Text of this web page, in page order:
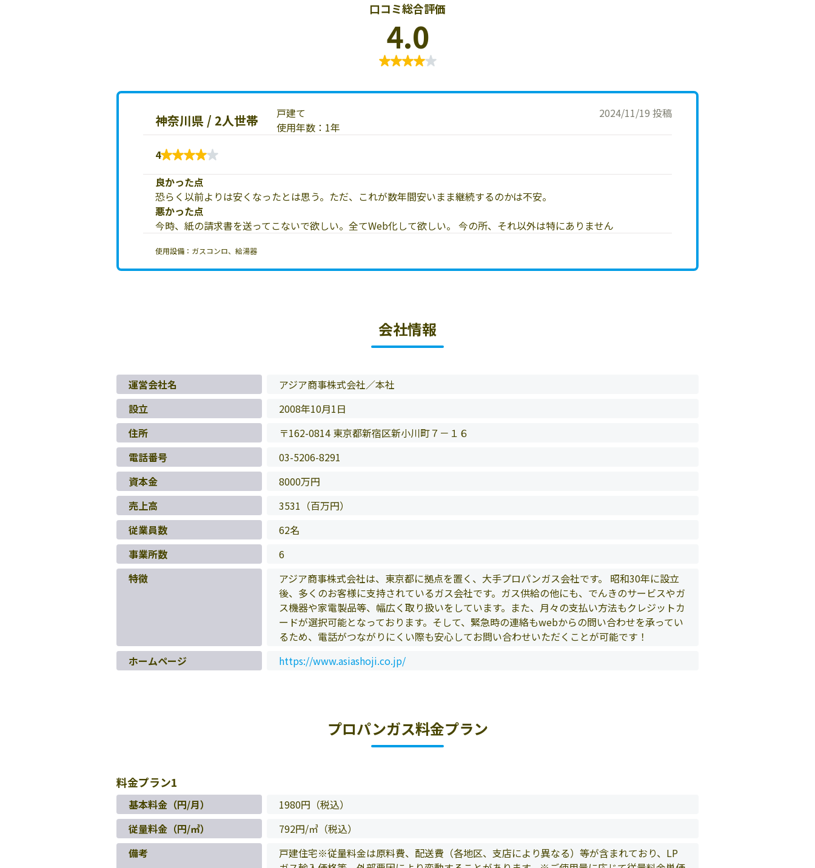
口コミ総合評価
4.0
2024/11/19 投稿
神奈川県 / 2人世帯
戸建て
使用年数：1年
4
良かった点
恐らく以前よりは安くなったとは思う。ただ、これが数年間安いまま継続するのかは不安。
悪かった点
今時、紙の請求書を送ってこないで欲しい。全てWeb化して欲しい。 今の所、それ以外は特にありません
使用設備：ガスコンロ、給湯器
会社情報
運営会社名
アジア商事株式会社／本社
設立
2008年10月1日
住所
〒162-0814 東京都新宿区新小川町７－１６
電話番号
03-5206-8291
資本金
8000万円
売上高
3531（百万円）
従業員数
62名
事業所数
6
特徴
アジア商事株式会社は、東京都に拠点を置く、大手プロパンガス会社です。 昭和30年に設立
後、多くのお客様に支持されているガス会社です。ガス供給の他にも、でんきのサービスやガ
ス機器や家電製品等、幅広く取り扱いをしています。また、月々の支払い方法もクレジットカ
ードが選択可能となっております。そして、緊急時の連絡もwebからの問い合わせを承ってい
るため、電話がつながりにくい際も安心してお問い合わせいただくことが可能です！
ホームページ
https://www.asiashoji.co.jp/
プロパンガス料金プラン
料金プラン1
基本料金（円/月）
1980円（税込）
従量料金（円/㎥）
792円/㎥（税込）
備考
戸建住宅※従量料金は原料費、配送費（各地区、支店により異なる）等が含まれており、LP